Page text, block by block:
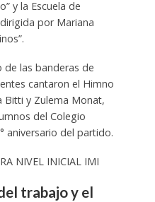
y la Escuela de
por Mariana
de las banderas de
cantaron el Himno
Bitti y Zulema Monat,
del Colegio
aniversario del partido.
NIVEL INICIAL IMI
trabajo y el